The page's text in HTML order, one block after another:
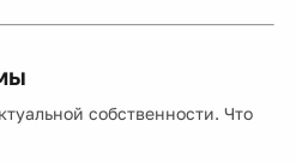
собственности. Что